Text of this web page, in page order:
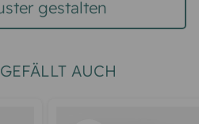
gestalten
AUCH